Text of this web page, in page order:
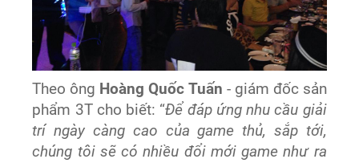
Theo ông Hoàng Quốc Tuấn - giám đốc sản
phẩm 3T cho biết: “Để đáp ứng nhu cầu giải
trí ngày càng cao của game thủ, sắp tới,
chúng tôi sẽ có nhiều đổi mới game như ra